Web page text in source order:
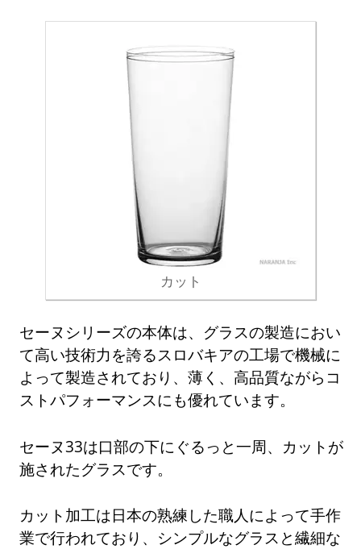
カット
セーヌシリーズの本体は、グラスの製造におい
て高い技術力を誇るスロバキアの工場で機械に
よって製造されており、薄く、高品質ながらコ
ストパフォーマンスにも優れています。
セーヌ33は口部の下にぐるっと一周、カットが
施されたグラスです。
カット加工は日本の熟練した職人によって手作
業で行われており、シンプルなグラスと繊細な